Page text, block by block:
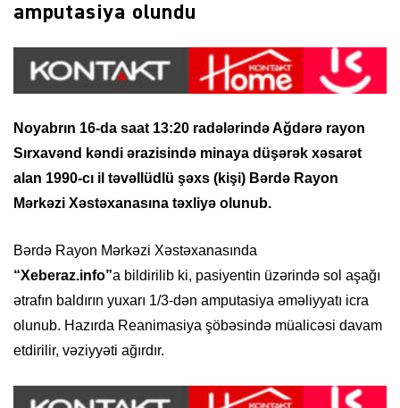
amputasiya olundu
Noyabrın 16-da saat 13:20 radələrində Ağdərə rayon
Sırxavənd kəndi ərazisində minaya düşərək xəsarət
alan 1990-cı il təvəllüdlü şəxs (kişi) Bərdə Rayon
Mərkəzi Xəstəxanasına təxliyə olunub.
Bərdə Rayon Mərkəzi Xəstəxanasında
“Xeberaz.info”a bildirilib ki, pasiyentin üzərində sol aşağı
ətrafın baldırın yuxarı 1/3-dən amputasiya əməliyyatı icra
olunub. Hazırda Reanimasiya şöbəsində müalicəsi davam
etdirilir, vəziyyəti ağırdır.